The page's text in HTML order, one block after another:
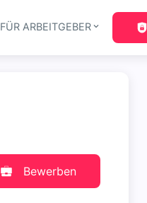
FÜR ARBEITGEBER
Bewerben